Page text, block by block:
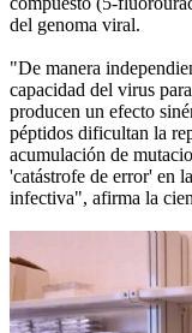
del genoma viral.
"De manera
capacidad del virus
producen un efecto
péptidos dificultan la
acumulación de
'catástrofe de error' en
infectiva", afirma la